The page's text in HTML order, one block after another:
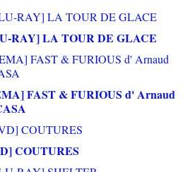
RAY] LA TOUR DE GLACE
FAST & FURIOUS d' Arnaud
COUTURES